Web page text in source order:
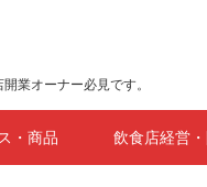
業オーナー必見です。
・商品 飲食店経営